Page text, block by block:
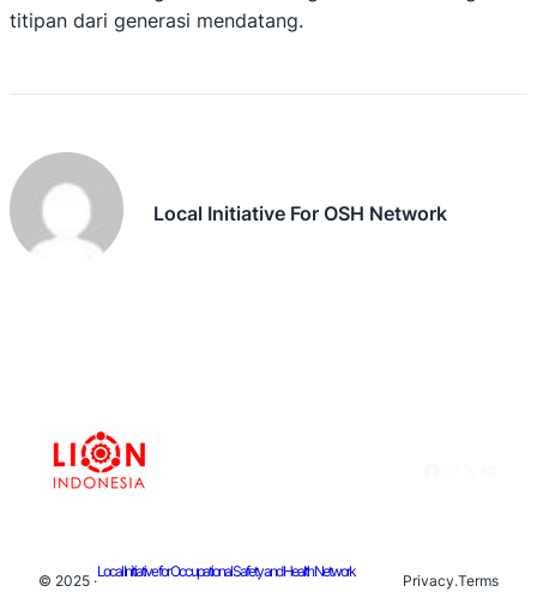
titipan dari generasi mendatang.
Local Initiative For OSH Network
© 2025 ·
Local Initiative for Occupational Safety and Health Network
Privacy.Terms